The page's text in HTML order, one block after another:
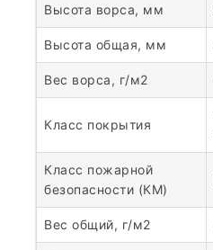
Высота ворса, мм
Высота общая, мм
Вес ворса, г/м2
Класс покрытия
Класс пожарной
безопасности (КМ)
Вес общий, г/м2